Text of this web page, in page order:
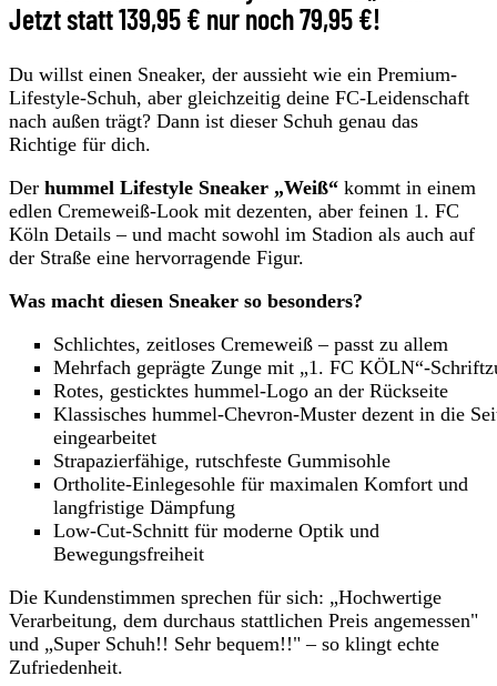
Jetzt statt 139,95 € nur noch 79,95 €!
Du willst einen Sneaker, der aussieht wie ein Premium-
Lifestyle-Schuh, aber gleichzeitig deine FC-Leidenschaft
nach außen trägt? Dann ist dieser Schuh genau das
Richtige für dich.
Der hummel Lifestyle Sneaker „Weiß“ kommt in einem
edlen Cremeweiß-Look mit dezenten, aber feinen 1. FC
Köln Details – und macht sowohl im Stadion als auch auf
der Straße eine hervorragende Figur.
Was macht diesen Sneaker so besonders?
Schlichtes, zeitloses Cremeweiß – passt zu allem
Mehrfach geprägte Zunge mit „1. FC KÖLN“-
Rotes, gesticktes hummel-Logo an der Rückseite
Klassisches hummel-Chevron-Muster dezent in die
eingearbeitet
Strapazierfähige, rutschfeste Gummisohle
Ortholite-Einlegesohle für maximalen Komfort und
langfristige Dämpfung
Low-Cut-Schnitt für moderne Optik und
Bewegungsfreiheit
Die Kundenstimmen sprechen für sich: „Hochwertige
Verarbeitung, dem durchaus stattlichen Preis angemessen"
und „Super Schuh!! Sehr bequem!!" – so klingt echte
Zufriedenheit.